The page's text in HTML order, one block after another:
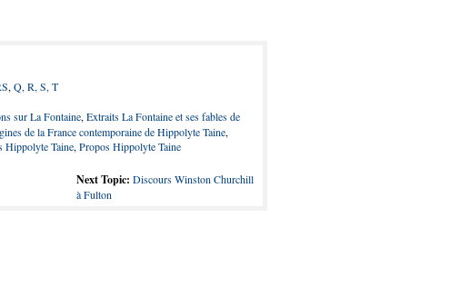
, Q, R, S, T
sur La Fontaine, Extraits La Fontaine et ses fables de
de la France contemporaine de Hippolyte Taine,
Hippolyte Taine, Propos Hippolyte Taine
Next Topic: Discours Winston Churchill
à Fulton